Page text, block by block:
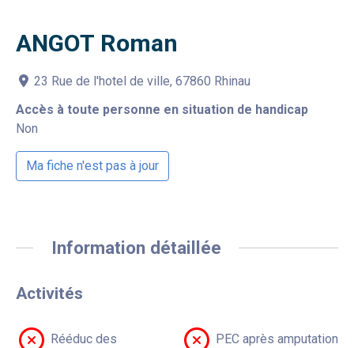
ANGOT Roman
23 Rue de l'hotel de ville, 67860 Rhinau
Accès à toute personne en situation de handicap
Non
Ma fiche n'est pas à jour
Information détaillée
Activités
Rééduc des
PEC après amputation